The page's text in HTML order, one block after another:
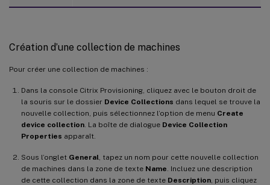
Création d’une collection de machines
Pour créer une collection de machines :
Dans la console Citrix Provisioning, cliquez avec le bouton droit de
la souris sur le dossier Device Collections dans lequel se trouve la
nouvelle collection, puis sélectionnez l’option de menu Create
device collection . La boîte de dialogue Device Collection
Properties apparaît.
Sous l’onglet General , tapez un nom pour cette nouvelle collection
de machines dans la zone de texte Name . Incluez une description
de cette collection dans la zone de texte Description , puis cliquez